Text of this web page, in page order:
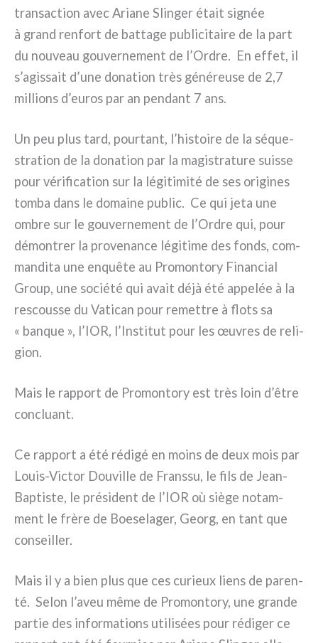
tran­sac­tion avec Ariane Slinger était signée
à grand ren­fort de bat­ta­ge publi­ci­tai­re de la part
du nou­veau gou­ver­ne­ment de l’Ordre. En effet, il
s’agissait d’une dona­tion très géné­reu­se de 2,7
mil­lions d’euros par an pen­dant 7 ans.
Un peu plus tard, pour­tant, l’histoire de la séque­
stra­tion de la dona­tion par la magi­stra­tu­re suis­se
pour véri­fi­ca­tion sur la légi­ti­mi­té de ses ori­gi­nes
tom­ba dans le domai­ne public. Ce qui jeta une
ombre sur le gou­ver­ne­ment de l’Ordre qui, pour
démon­trer la pro­ve­nan­ce légi­ti­me des fonds, com­
man­di­ta une enquê­te au Promontory Financial
Group, une socié­té qui avait déjà été appe­lée à la
rescous­se du Vatican pour remet­tre à flo­ts sa
« ban­que », l’IOR, l’Institut pour les œuvres de reli­
gion.
Mais le rap­port de Promontory est très loin d’être
con­cluant.
Ce rap­port a été rédi­gé en moins de deux mois par
Louis-Victor Douville de Franssu, le fils de Jean-
Baptiste, le pré­si­dent de l’IOR où siè­ge notam­
ment le frè­re de Boeselager, Georg, en tant que
con­seil­ler.
Mais il y a bien plus que ces curieux liens de paren­
té. Selon l’aveu même de Promontory, une gran­de
par­tie des infor­ma­tions uti­li­sées pour rédi­ger ce